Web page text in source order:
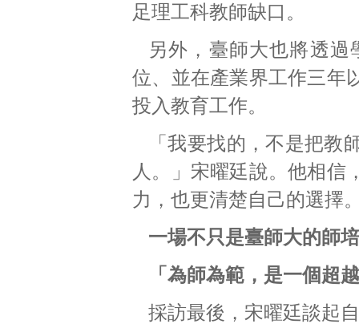
足理工科教師缺口。
另外，臺師大也將透
位、並在產業界工作三年
投入教育工作。
「我要找的，不是把
人。」宋曜廷說。他相信
力，也更清楚自己的選擇
一場不只是臺師大的師
「為師為範，是一個超
採訪最後，宋曜廷談起